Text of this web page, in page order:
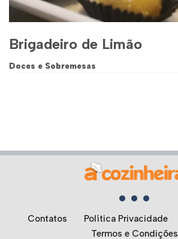
Brigadeiro de Limão
Doces e Sobremesas
Contatos Política Privacidade
Termos e Condições